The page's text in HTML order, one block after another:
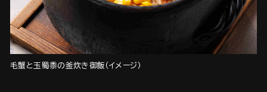
毛蟹と玉蜀黍の釜炊き御飯（イメージ）